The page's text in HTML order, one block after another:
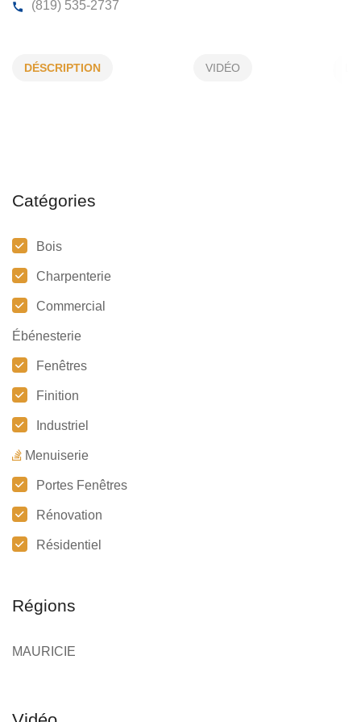
ALLARD MARTIN
DÉSCRIPTION VIDÉO
Catégories
Bois
Charpenterie
Commercial
Ébénesterie
Fenêtres
Finition
Industriel
Menuiserie
Portes Fenêtres
Rénovation
Résidentiel
Régions
MAURICIE